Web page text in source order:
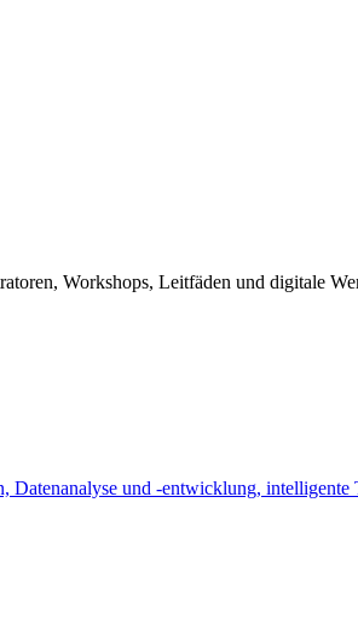
Workshops, Leitfäden und digitale